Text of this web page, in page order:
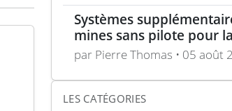
Systèmes
mines sans pilote pour
nationale française
par Pierre Thomas • 05 août
LES CATÉGORIES